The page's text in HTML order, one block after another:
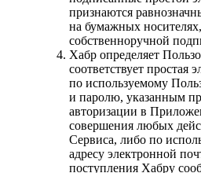
признаются
на бумажных
собственноручной
Хабр определяет
соответствует простая
по используемому
и паролю, указанным
авторизации в
совершения любых
Сервиса, либо по
адресу электронной
поступления Хабру